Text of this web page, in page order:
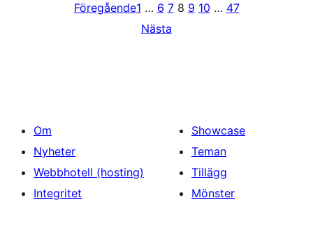
Föregående1 … 6 7 8 9 10 … 47
Nästa
Om
Nyheter
Webbhotell (hosting)
Integritet
Showcase
Teman
Tillägg
Mönster